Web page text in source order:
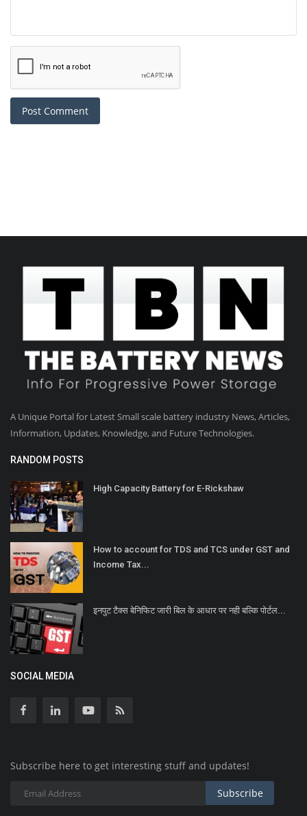
Post Comment
A Unique Portal for Latest Small scale battery industry News, Articles,
Information, Updates, Knowledge, and Future Technologies.
RANDOM POSTS
High Capacity Battery for E-Rickshaw
How to account for TDS and TCS under GST and
Income Tax...
इनपुट टैक्स बेनिफिट जारी बिल के आधार पर नही बल्कि पोर्टल...
SOCIAL MEDIA
Subscribe here to get interesting stuff and updates!
Subscribe